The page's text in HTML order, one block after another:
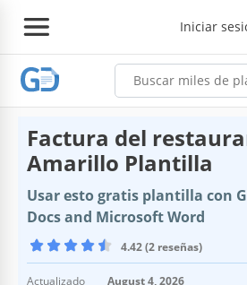
Iniciar
Factura del
Amarillo Plantilla
Usar esto gratis plantilla con
Docs and Microsoft Word
4.42 (2 reseñas)
Actualizado
August 4, 2026